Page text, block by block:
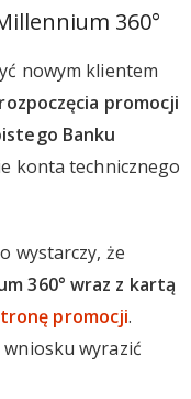
360°
nowym klientem
promocji
Banku
konta technicznego
wystarczy, że
360° wraz z kartą
promocji.
wniosku wyrazić